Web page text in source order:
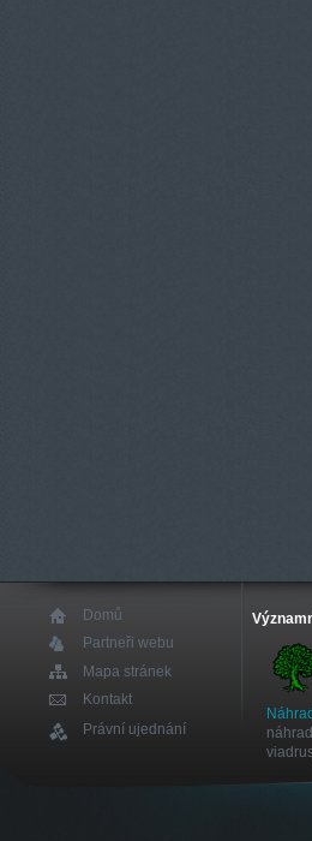
Domů
Partneři webu
Mapa stránek
Kontakt
Právní ujednání